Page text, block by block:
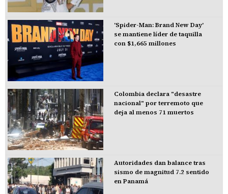
'Spider-Man: Brand New Day'
se mantiene líder de taquilla
con $1,665 millones
Colombia declara "desastre
nacional" por terremoto que
deja al menos 71 muertos
Autoridades dan balance tras
sismo de magnitud 7.2 sentido
en Panamá